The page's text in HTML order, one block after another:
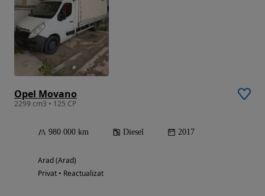
Opel Movano
2299 cm3 • 125 CP
980 000 km Diesel 2017
Arad (Arad)
Privat • Reactualizat